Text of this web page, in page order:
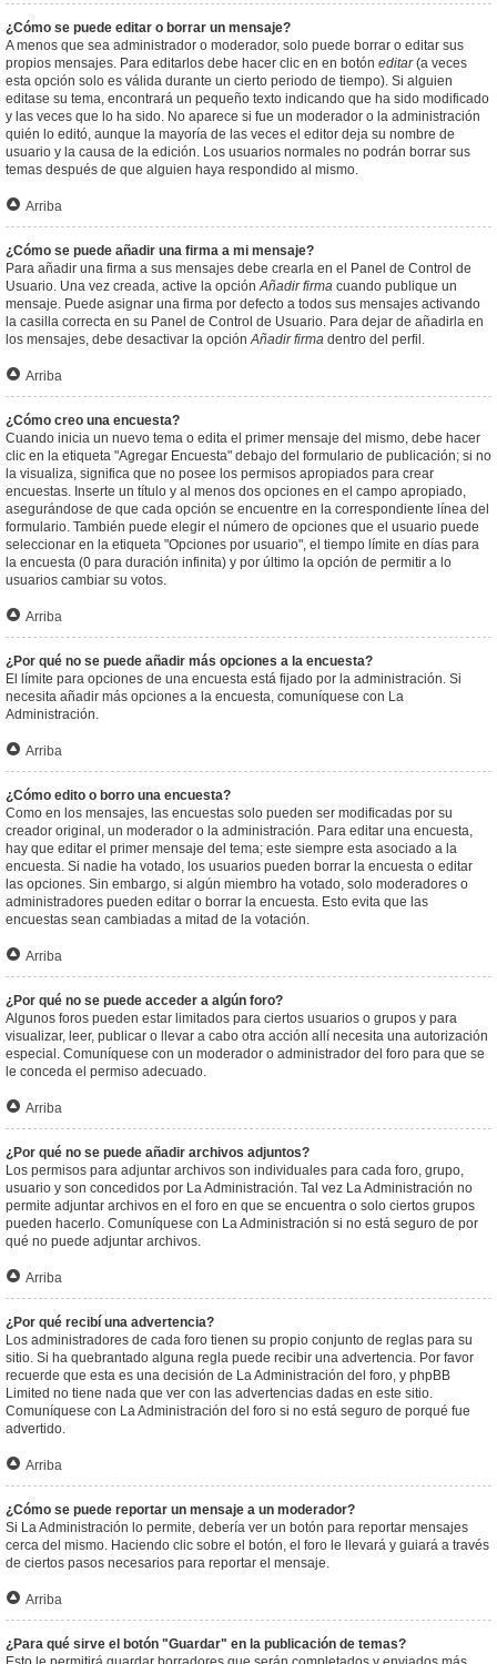
¿Cómo se puede editar o borrar un mensaje?
A menos que sea administrador o moderador, solo puede borrar o editar sus
propios mensajes. Para editarlos debe hacer clic en en botón editar(a veces
esta opción solo es válida durante un cierto periodo de tiempo). Si alguien
editase su tema, encontrará un pequeño texto indicando que ha sido modificado
y las veces que lo ha sido. No aparece si fue un moderador o la administración
quién lo editó, aunque la mayoría de las veces el editor deja su nombre de
usuario y la causa de la edición. Los usuarios normales no podrán borrar sus
temas después de que alguien haya respondido al mismo.
Arriba
¿Cómo se puede añadir una firma a mi mensaje?
Para añadir una firma a sus mensajes debe crearla en el Panel de Control de
Usuario. Una vez creada, active la opciónAñadir firma cuando publique un
mensaje. Puede asignar una firma por defecto a todos sus mensajes activando
la casilla correcta en su Panel de Control de Usuario. Para dejar de añadirla en
los mensajes, debe desactivar la opciónAñadir firma dentro del perfil.
Arriba
¿Cómo creo una encuesta?
Cuando inicia un nuevo tema o edita el primer mensaje del mismo, debe hacer
clic en la etiqueta "Agregar Encuesta" debajo del formulario de publicación; si no
la visualiza, significa que no posee los permisos apropiados para crear
encuestas. Inserte un título y al menos dos opciones en el campo apropiado,
asegurándose de que cada opción se encuentre en la correspondiente línea del
formulario. También puede elegir el número de opciones que el usuario puede
seleccionar en la etiqueta "Opciones por usuario", el tiempo límite en días para
la encuesta (0 para duración infinita) y por último la opción de permitir a lo
usuarios cambiar su votos.
Arriba
¿Por qué no se puede añadir más opciones a la encuesta?
El límite para opciones de una encuesta está fijado por la administración. Si
necesita añadir más opciones a la encuesta, comuníquese con La
Administración.
Arriba
¿Cómo edito o borro una encuesta?
Como en los mensajes, las encuestas solo pueden ser modificadas por su
creador original, un moderador o la administración. Para editar una encuesta,
hay que editar el primer mensaje del tema; este siempre esta asociado a la
encuesta. Si nadie ha votado, los usuarios pueden borrar la encuesta o editar
las opciones. Sin embargo, si algún miembro ha votado, solo moderadores o
administradores pueden editar o borrar la encuesta. Esto evita que las
encuestas sean cambiadas a mitad de la votación.
Arriba
¿Por qué no se puede acceder a algún foro?
Algunos foros pueden estar limitados para ciertos usuarios o grupos y para
visualizar, leer, publicar o llevar a cabo otra acción allí necesita una autorización
especial. Comuníquese con un moderador o administrador del foro para que se
le conceda el permiso adecuado.
Arriba
¿Por qué no se puede añadir archivos adjuntos?
Los permisos para adjuntar archivos son individuales para cada foro, grupo,
usuario y son concedidos por La Administración. Tal vez La Administración no
permite adjuntar archivos en el foro en que se encuentra o solo ciertos grupos
pueden hacerlo. Comuníquese con La Administración si no está seguro de por
qué no puede adjuntar archivos.
Arriba
¿Por qué recibí una advertencia?
Los administradores de cada foro tienen su propio conjunto de reglas para su
sitio. Si ha quebrantado alguna regla puede recibir una advertencia. Por favor
recuerde que esta es una decisión de La Administración del foro, y phpBB
Limited no tiene nada que ver con las advertencias dadas en este sitio.
Comuníquese con La Administración del foro si no está seguro de porqué fue
advertido.
Arriba
¿Cómo se puede reportar un mensaje a un moderador?
Si La Administración lo permite, debería ver un botón para reportar mensajes
cerca del mismo. Haciendo clic sobre el botón, el foro le llevará y guiará a través
de ciertos pasos necesarios para reportar el mensaje.
Arriba
¿Para qué sirve el botón "Guardar" en la publicación de temas?